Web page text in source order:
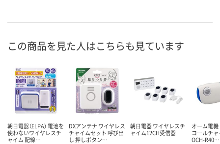
この商品を見た人はこちらも見ています
朝日電器（ELPA） 電池を
使わないワイヤレスチ
ャイム 配線…
DXアンテナ ワイヤレス
チャイムセット 呼び出
し 押しボタン…
朝日電器 ワイヤレスチ
ャイム12CH受信器
オーム電
コールチ
OCH-R40…